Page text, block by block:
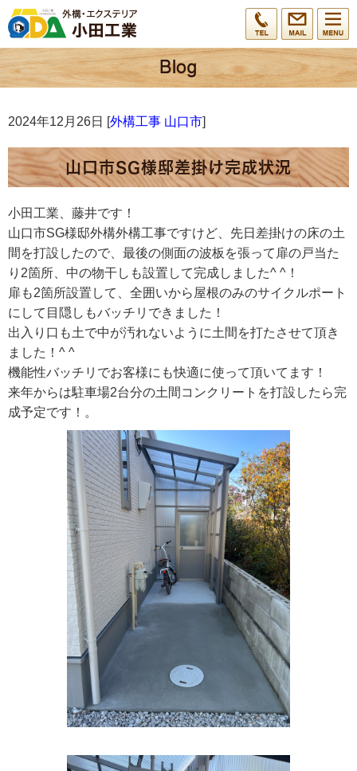
2024年12月26日 [外構工事 山口市]
山口市SG様邸差掛け完成状況
小田工業、藤井です！
山口市SG様邸外構外構工事ですけど、先日差掛けの床の土
間を打設したので、最後の側面の波板を張って扉の戸当た
り2箇所、中の物干しも設置して完成しました^ ^！
扉も2箇所設置して、全囲いから屋根のみのサイクルポート
にして目隠しもバッチリできました！
出入り口も土で中が汚れないように土間を打たさせて頂き
ました！^ ^
機能性バッチリでお客様にも快適に使って頂いてます！
来年からは駐車場2台分の土間コンクリートを打設したら完
成予定です！。